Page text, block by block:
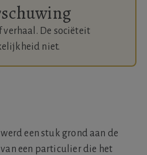
verhaal. De sociëteit
niet.
een stuk grond aan de
een particulier die het